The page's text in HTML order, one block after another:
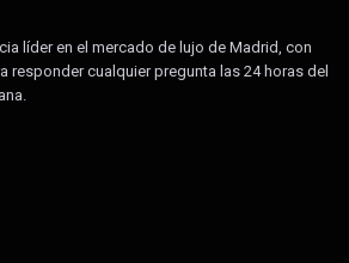
líder en el mercado de lujo de Madrid, con
responder cualquier pregunta las 24 horas del